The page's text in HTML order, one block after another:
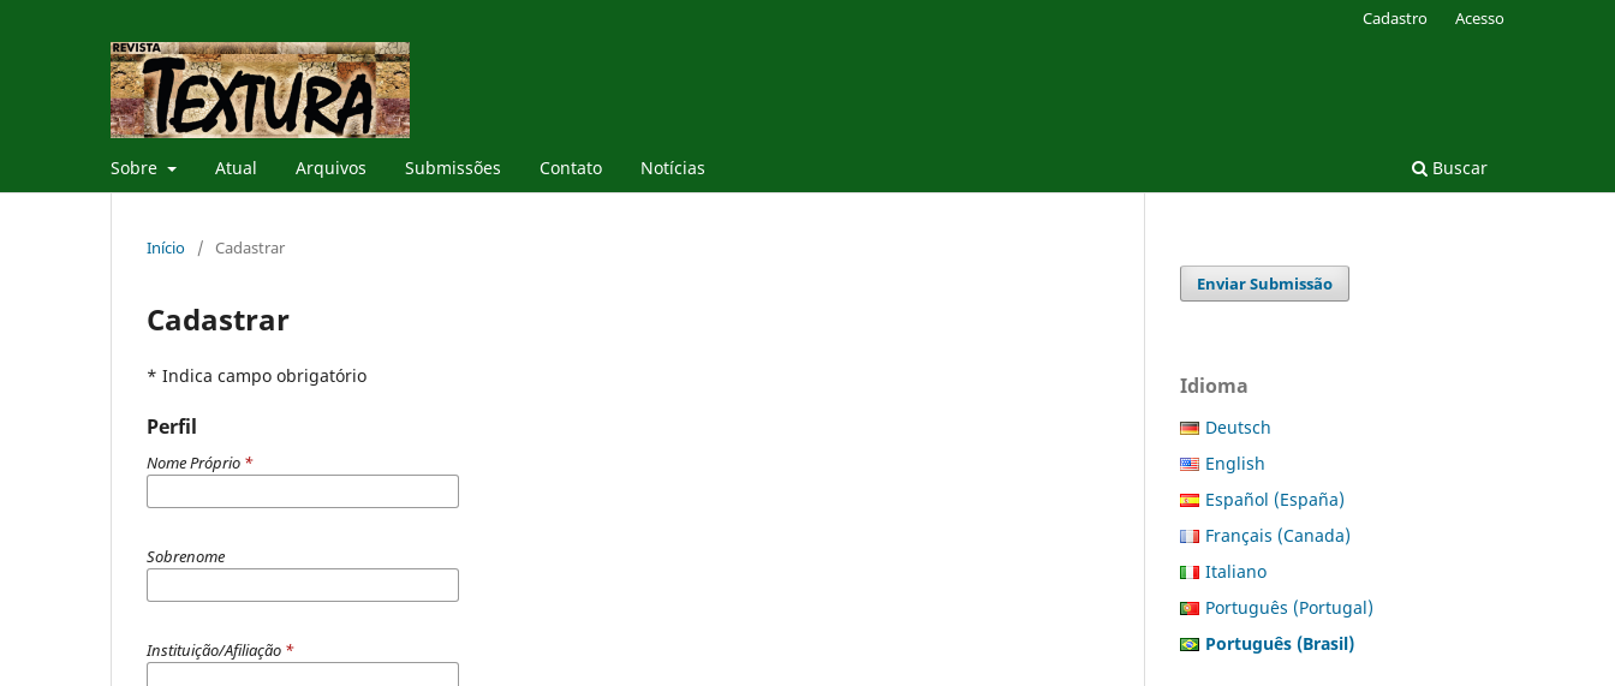
Sobre Atual Arquivos Submissões Contato Notícias Buscar
Cadastro Acesso
Início / Cadastrar
Cadastrar
* Indica campo obrigatório
Perfil
Nome Próprio *
Sobrenome
Instituição/Afiliação *
Enviar Submissão
Idioma
Deutsch
English
Español (España)
Français (Canada)
Italiano
Português (Portugal)
Português (Brasil)